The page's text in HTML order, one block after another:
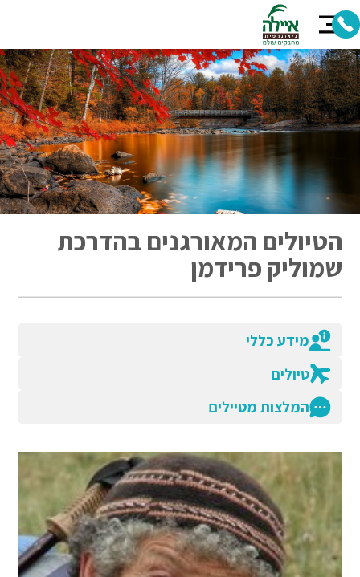
הטיולים המאורגנים בהדרכת
שמוליק פרידמן
מידע כללי
טיולים
המלצות מטיילים